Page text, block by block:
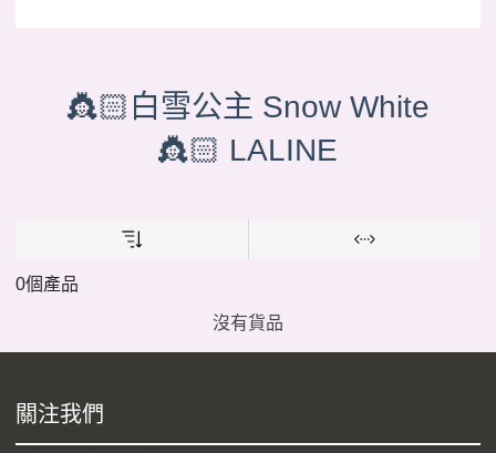
👸🏻白雪公主 Snow White
👸🏻 LALINE
0個產品
沒有貨品
關注我們